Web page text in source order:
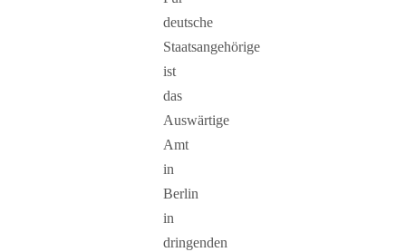
deutsche
Staatsangehörige
ist
das
Auswärtige
Amt
in
Berlin
in
dringenden